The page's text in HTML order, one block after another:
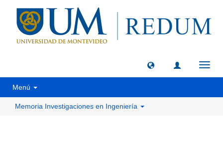
Menú
Memoria Investigaciones en Ingeniería